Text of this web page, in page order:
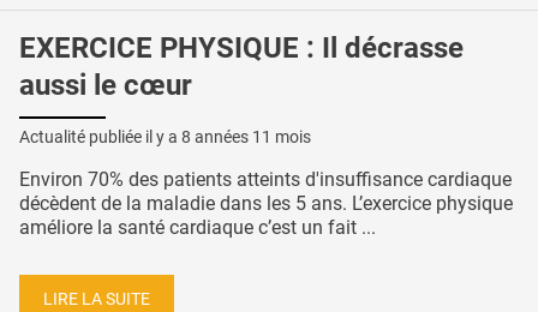
EXERCICE PHYSIQUE : Il décrasse
aussi le cœur
Actualité publiée il y a 8 années 11 mois
Environ 70% des patients atteints d'insuffisance cardiaque
décèdent de la maladie dans les 5 ans. L’exercice physique
améliore la santé cardiaque c’est un fait ...
LIRE LA SUITE